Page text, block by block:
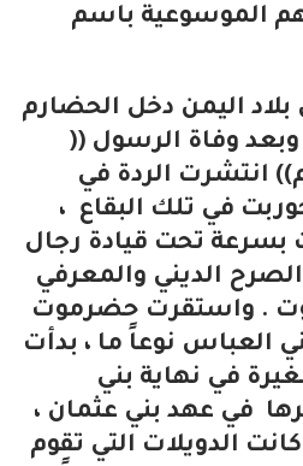
الموسوعية باسم
بلاد اليمن دخل الحضارم
وبعد وفاة الرسول ((
انتشرت الردة في
في تلك البقاع ،
تحت قيادة رجال
الديني والمعرفي
. واستقرت حضرموت
العباس نوعاً ما ، بدأت
في نهاية بني
في عهد بني عثمان ،
الدويلات التي تقوم